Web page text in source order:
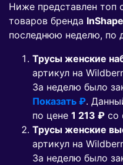
Ниже представлен топ
товаров бренда InShape
последнюю неделю, по
Трусы женские
артикул на
За неделю было
Показать ₽.
по цене 1 213 ₽ co
Трусы женские
артикул на
За неделю было